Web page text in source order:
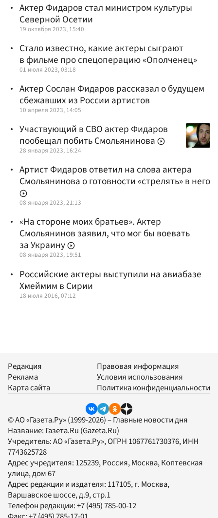
Актер Фидаров стал министром культуры
Северной Осетии
19 октября 2023, 15:40
Стало известно, какие актеры сыграют
в фильме про спецоперацию «Ополченец»
01 июля 2023, 03:18
Актер Сослан Фидаров рассказал о будущем
сбежавших из России артистов
10 апреля 2023, 14:05
Участвующий в СВО актер Фидаров
пообещал побить Смольянинова
28 января 2023, 16:24
Артист Фидаров ответил на слова актера
Смольянинова о готовности «стрелять» в него
08 января 2023, 21:13
«На стороне моих братьев». Актер
Смольянинов заявил, что мог бы воевать
за Украину
08 января 2023, 19:51
Российские актеры выступили на авиабазе
Хмеймим в Сирии
18 июля 2016, 07:12
Редакция
Реклама
Карта сайта
Правовая информация
Условия использования
Политика конфиденциальности
© АО «Газета.Ру» (1999-2026) – Главные новости дня
Название: Газета.Ru (Gazeta.Ru)
Учредитель:АО «Газета.Ру», ОГРН 1067761730376, ИНН
7743625728
Адрес учредителя: 125239, Россия, Москва, Коптевская
улица, дом 67
Адрес редакции и издателя: 117105, г. Москва,
Варшавское шоссе, д.9, стр.1
Телефон редакции:+7 (495) 785-00-12